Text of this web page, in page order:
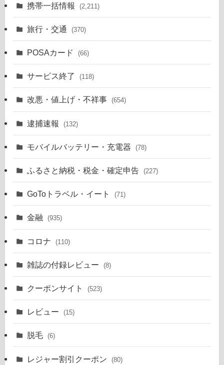
携帯一括情報 (2,211)
旅行・交通 (370)
POSAカード (66)
サービス終了 (118)
改悪・値上げ・不祥事 (654)
逮捕速報 (132)
モバイルバッテリー・充電器 (78)
ふるさと納税・税金・確定申告 (227)
GoToトラベル・イート (71)
金融 (935)
コロナ (110)
雑誌の付録レビュー (8)
クーポンサイト (523)
レビュー (15)
脱毛 (6)
レジャー割引クーポン (80)